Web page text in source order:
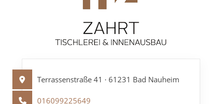
Terrassenstraße 41 · 61231 Bad Nauheim
016099225649